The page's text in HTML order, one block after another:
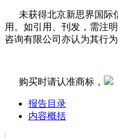
未获得北京新思界国际
用。如引用、刊发，需注
咨询有限公司亦认为其行
购买时请认准商标，
报告目录
内容概括